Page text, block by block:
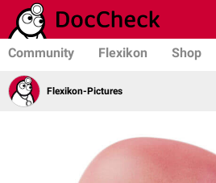
Community Flexikon Shop
Flexikon-Pictures